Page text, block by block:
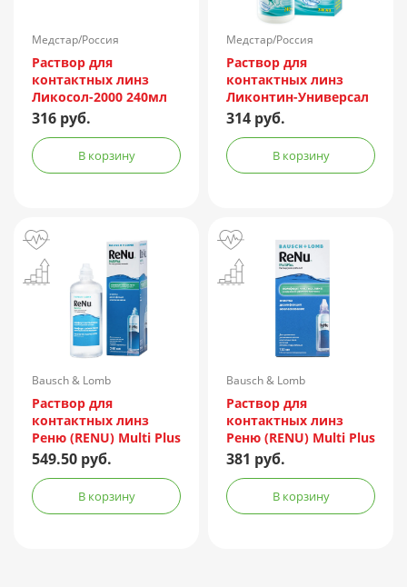
Медстар/Россия
Раствор для
контактных линз
Ликосол-2000 240мл
316 руб.
В корзину
Медстар/Россия
Раствор для
контактных линз
Ликонтин-Универсал
240мл
314 руб.
В корзину
Bausch & Lomb
Incorporated/Италия
Раствор для
контактных линз
Реню (RENU) Multi Plus
240мл + контейнер
549.50 руб.
В корзину
Bausch & Lomb
Incorporated/Италия
Раствор для
контактных линз
Реню (RENU) Multi Plus
120мл + контейнер
381 руб.
В корзину